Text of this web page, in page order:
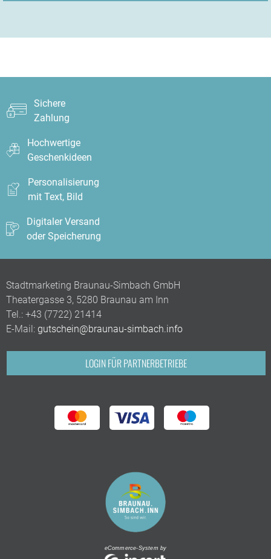
Sichere
Zahlung
Hochwertige
Geschenkideen
Personalisierung
mit Text, Bild
Digitaler Versand
oder Speicherung
Stadtmarketing Braunau-Simbach GmbH
Theatergasse 3, 5280 Braunau am Inn
Tel.: +43 (7722) 21414
E-Mail: gutschein@braunau-simbach.info
LOGIN FÜR PARTNERBETRIEBE
eCommerce-System by